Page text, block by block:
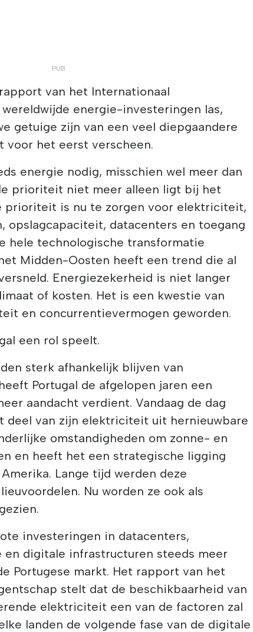
van het Internationaal
energie-investeringen las,
getuige zijn van een veel diepgaandere
voor het eerst verscheen.
energie nodig, misschien wel meer dan
prioriteit niet meer alleen ligt bij het
prioriteit is nu te zorgen voor elektriciteit,
opslagcapaciteit, datacenters en toegang
hele technologische transformatie
Midden-Oosten heeft een trend die al
Energiezekerheid is niet langer
of kosten. Het is een kwestie van
en concurrentievermogen geworden.
een rol speelt.
sterk afhankelijk blijven van
Portugal de afgelopen jaren een
aandacht verdient. Vandaag de dag
deel van zijn elektriciteit uit hernieuwbare
omstandigheden om zonne- en
en heeft het een strategische ligging
Lange tijd werden deze
Nu worden ze ook als
investeringen in datacenters,
digitale infrastructuren steeds meer
Portugese markt. Het rapport van het
stelt dat de beschikbaarheid van
elektriciteit een van de factoren zal
landen de volgende fase van de digitale